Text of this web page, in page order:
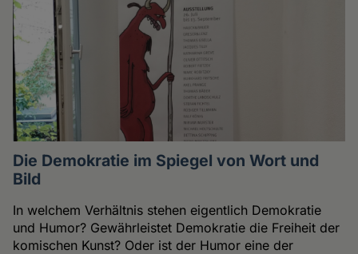
Die Demokratie im Spiegel von Wort und
Bild
In welchem Verhältnis stehen eigentlich Demokratie
und Humor? Gewährleistet Demokratie die Freiheit der
komischen Kunst? Oder ist der Humor eine der